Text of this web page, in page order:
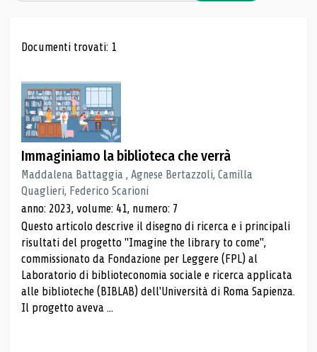
Risultati di ricerca
Documenti trovati: 1
Immaginiamo la biblioteca che verrà
Maddalena Battaggia , Agnese Bertazzoli, Camilla
Quaglieri, Federico Scarioni
anno: 2023, volume: 41, numero: 7
Questo articolo descrive il disegno di ricerca e i principali
risultati del progetto "Imagine the library to come",
commissionato da Fondazione per Leggere (FPL) al
Laboratorio di biblioteconomia sociale e ricerca applicata
alle biblioteche (BIBLAB) dell'Università di Roma Sapienza.
Il progetto aveva ...